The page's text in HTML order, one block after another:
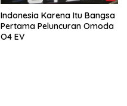
Indonesia Karena Itu Bangsa
Pertama Peluncuran Omoda
O4 EV